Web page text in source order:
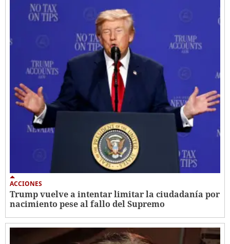
ACCIONES
Trump vuelve a intentar limitar la ciudadanía por
nacimiento pese al fallo del Supremo